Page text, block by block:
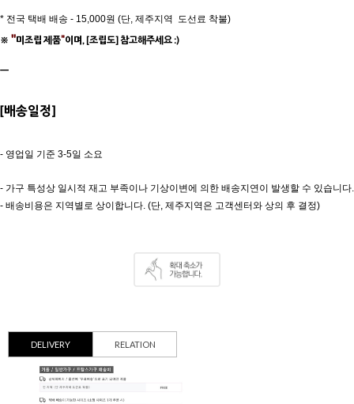
* 전국 택배 배송 - 15,000원 (단, 제주지역 도선료 착불)
※ "미조립 제품"이며, [조립도] 참고해주세요 :)
ㅡ
[배송일정]
- 영업일 기준 3-5일 소요
- 가구 특성상 일시적 재고 부족이나 기상이변에 의한 배송지연이 발생할 수 있습니다.
- 배송비용은 지역별로 상이합니다. (단, 제주지역은 고객센터와 상의 후 결정)
DELIVERY RELATION